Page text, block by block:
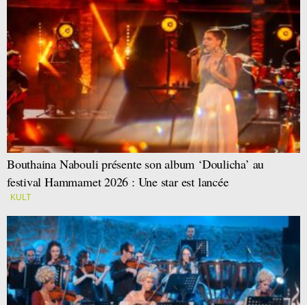
Bouthaina Nabouli présente son album ‘Doulicha’ au
festival Hammamet 2026 : Une star est lancée
KULT